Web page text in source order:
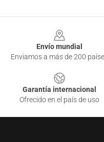
Envío mundial
Enviamos a más de 200
Garantía internacional
Ofrecido en el país de uso